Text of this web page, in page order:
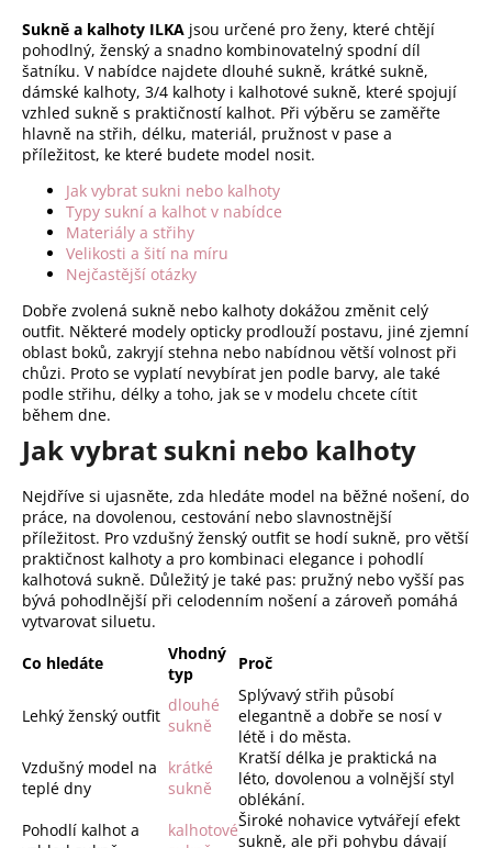
d
a
c
í
p
r
v
k
y
i
s
u
v
á
n
í
Sukně a kalhoty ILKA jsou určené pro ženy, které chtějí
pohodlný, ženský a snadno kombinovatelný spodní díl
šatníku. V nabídce najdete dlouhé sukně, krátké sukně,
dámské kalhoty, 3/4 kalhoty i kalhotové sukně, které spojují
vzhled sukně s praktičností kalhot. Při výběru se zaměřte
hlavně na střih, délku, materiál, pružnost v pase a
příležitost, ke které budete model nosit.
Jak vybrat sukni nebo kalhoty
Typy sukní a kalhot v nabídce
Materiály a střihy
Velikosti a šití na míru
Nejčastější otázky
Dobře zvolená sukně nebo kalhoty dokážou změnit celý
outfit. Některé modely opticky prodlouží postavu, jiné zjemní
oblast boků, zakryjí stehna nebo nabídnou větší volnost při
chůzi. Proto se vyplatí nevybírat jen podle barvy, ale také
podle střihu, délky a toho, jak se v modelu chcete cítit
během dne.
Jak vybrat sukni nebo kalhoty
Nejdříve si ujasněte, zda hledáte model na běžné nošení, do
práce, na dovolenou, cestování nebo slavnostnější
příležitost. Pro vzdušný ženský outfit se hodí sukně, pro větší
praktičnost kalhoty a pro kombinaci elegance i pohodlí
kalhotová sukně. Důležitý je také pas: pružný nebo vyšší pas
bývá pohodlnější při celodenním nošení a zároveň pomáhá
vytvarovat siluetu.
Co hledáte
Vhodný
typ
Proč
Lehký ženský outfit
dlouhé
sukně
Splývavý střih působí
elegantně a dobře se nosí v
létě i do města.
Vzdušný model na
teplé dny
krátké
sukně
Kratší délka je praktická na
léto, dovolenou a volnější styl
oblékání.
Pohodlí kalhot a
kalhotovéŠiroké nohavice vytvářejí efekt
sukně, ale při pohybu dávají